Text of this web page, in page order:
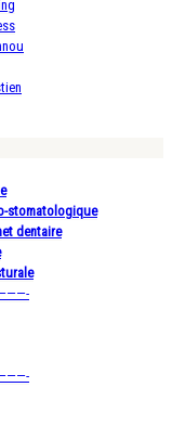
stomatologique
dentaire